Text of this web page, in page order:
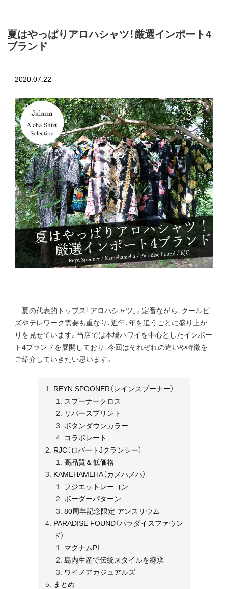
夏はやっぱりアロハシャツ！厳選インポート4
ブランド
2020.07.22
夏の代表的トップス「アロハシャツ」。定番ながら、クールビ
ズやテレワーク需要も重なり、近年、年を追うごとに盛り上が
りを見せています。当店では本場ハワイを中心としたインポー
ト4ブランドを展開しており、今回はそれぞれの違いや特徴を
ご紹介していきたい思います。
REYN SPOONER（レインスプーナー）
スプーナークロス
リバースプリント
ボタンダウンカラー
コラボレート
RJC（ロバートJクランシー）
高品質＆低価格
KAMEHAMEHA（カメハメハ）
フジエットレーヨン
ボーダーパターン
80周年記念限定 アンスリウム
PARADISE FOUND（パラダイスファウン
ド）
マグナムPI
島内生産で伝統スタイルを継承
ワイメアカジュアルズ
まとめ